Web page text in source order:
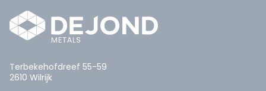
Terbekehofdreef 55-59
2610 Wilrijk